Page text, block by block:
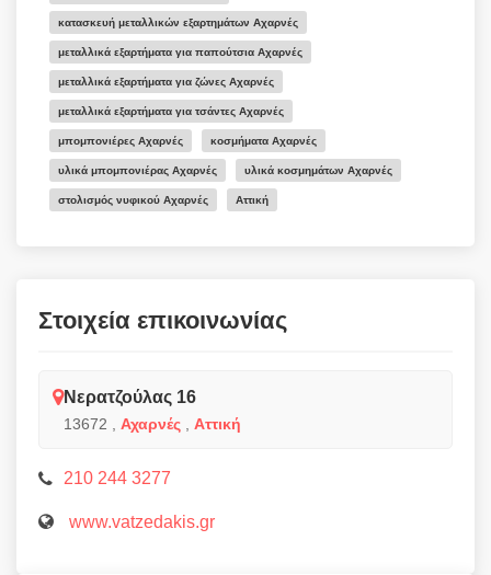
κατασκευή μεταλλικών εξαρτημάτων Αχαρνές
μεταλλικά εξαρτήματα για παπούτσια Αχαρνές
μεταλλικά εξαρτήματα για ζώνες Αχαρνές
μεταλλικά εξαρτήματα για τσάντες Αχαρνές
μπομπονιέρες Αχαρνές κοσμήματα Αχαρνές
υλικά μπομπονιέρας Αχαρνές υλικά κοσμημάτων Αχαρνές
στολισμός νυφικού Αχαρνές Αττική
Στοιχεία επικοινωνίας
Νερατζούλας 16
13672 Αχαρνές Αττική
210 244 3277
www.vatzedakis.gr